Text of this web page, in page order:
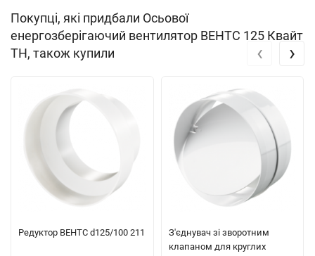
Конструкція осьового вентилятора Вентс 125 Квайт
пластику, стійкого до ультрафіолету.
Спеціальна аеродинамічна форма крильчатки змішаного
типу забезпечує велика витрата повітря і низький рівень
Скорочений патрубок дозволяє встановити вентилятор в
вентиляційну шахту або приєднати до воздуховоду Ø100,
Вентилятор обладнаний зворотним клапаном спеціальної
Покупці, які придбали Осьової
енергозберігаючий вентилятор ВЕНТС 125 Квайт
ТН, також купили
Редуктор ВЕНТС d125/100 211
З'єднувач зі зворотним
клапаном для круглих
‹ ›